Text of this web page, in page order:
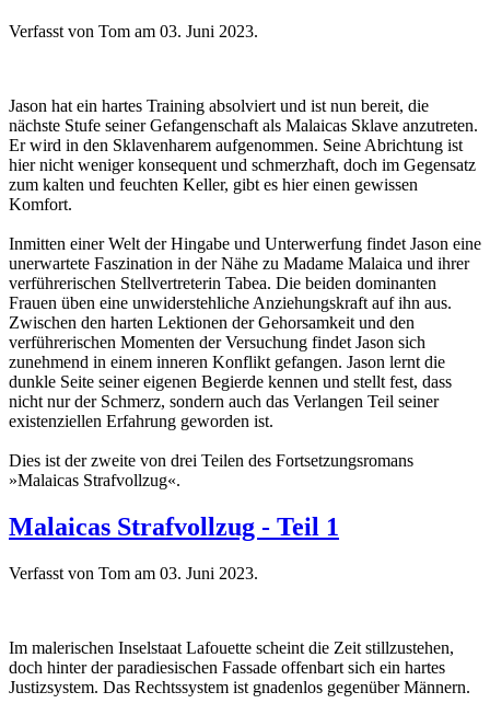
Verfasst von Tom am 03. Juni 2023.
Jason hat ein hartes Training absolviert und ist nun bereit, die
nächste Stufe seiner Gefangenschaft als Malaicas Sklave anzutreten.
Er wird in den Sklavenharem aufgenommen. Seine Abrichtung ist
hier nicht weniger konsequent und schmerzhaft, doch im Gegensatz
zum kalten und feuchten Keller, gibt es hier einen gewissen
Komfort.
Inmitten einer Welt der Hingabe und Unterwerfung findet Jason eine
unerwartete Faszination in der Nähe zu Madame Malaica und ihrer
verführerischen Stellvertreterin Tabea. Die beiden dominanten
Frauen üben eine unwiderstehliche Anziehungskraft auf ihn aus.
Zwischen den harten Lektionen der Gehorsamkeit und den
verführerischen Momenten der Versuchung findet Jason sich
zunehmend in einem inneren Konflikt gefangen. Jason lernt die
dunkle Seite seiner eigenen Begierde kennen und stellt fest, dass
nicht nur der Schmerz, sondern auch das Verlangen Teil seiner
existenziellen Erfahrung geworden ist.
Dies ist der zweite von drei Teilen des Fortsetzungsromans
»Malaicas Strafvollzug«.
Malaicas Strafvollzug - Teil 1
Verfasst von Tom am 03. Juni 2023.
Im malerischen Inselstaat Lafouette scheint die Zeit stillzustehen,
doch hinter der paradiesischen Fassade offenbart sich ein hartes
Justizsystem. Das Rechtssystem ist gnadenlos gegenüber Männern.